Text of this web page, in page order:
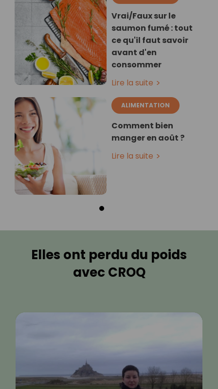
Vrai/Faux sur le
saumon fumé : tout
ce qu'il faut savoir
avant d'en
consommer
Lire la suite
ALIMENTATION
Comment bien
manger en août ?
Lire la suite
Elles ont perdu du poids
avec CROQ